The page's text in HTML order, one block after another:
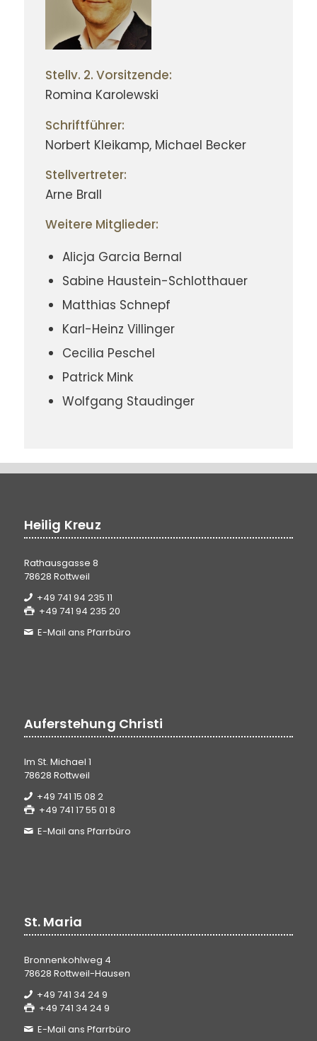
Stellv. 2. Vorsitzende:
Romina Karolewski
Schriftführer:
Norbert Kleikamp, Michael Becker
Stellvertreter:
Arne Brall
Weitere Mitglieder:
Alicja Garcia Bernal
Sabine Haustein-Schlotthauer
Matthias Schnepf
Karl-Heinz Villinger
Cecilia Peschel
Patrick Mink
Wolfgang Staudinger
Heilig Kreuz
Rathausgasse 8
78628 Rottweil
+49 741 94 235 11
+49 741 94 235 20
E-Mail ans Pfarrbüro
Auferstehung Christi
Im St. Michael 1
78628 Rottweil
+49 741 15 08 2
+49 741 17 55 01 8
E-Mail ans Pfarrbüro
St. Maria
Bronnenkohlweg 4
78628 Rottweil-Hausen
+49 741 34 24 9
+49 741 34 24 9
E-Mail ans Pfarrbüro